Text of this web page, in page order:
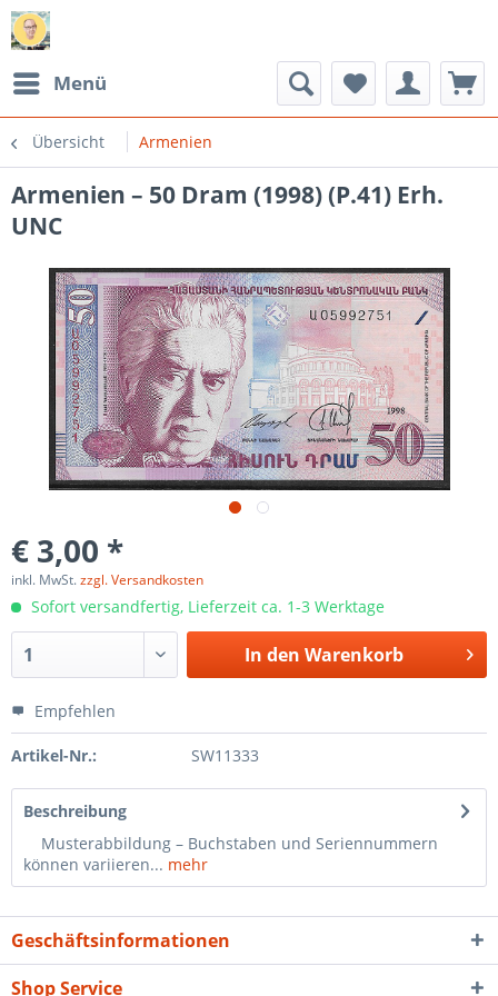
Menü
Übersicht Armenien
Armenien – 50 Dram (1998) (P.41) Erh.
UNC
€ 3,00 *
inkl. MwSt.zzgl. Versandkosten
Sofort versandfertig, Lieferzeit ca. 1-3 Werktage
In den Warenkorb
Empfehlen
Artikel-Nr.: SW11333
Beschreibung
Musterabbildung – Buchstaben und Seriennummern
können variieren... mehr
Geschäftsinformationen
Shop Service